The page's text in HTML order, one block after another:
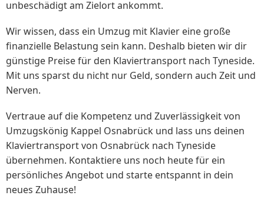
unbeschädigt am Zielort ankommt.
Wir wissen, dass ein Umzug mit Klavier eine große
finanzielle Belastung sein kann. Deshalb bieten wir dir
günstige Preise für den Klaviertransport nach Tyneside.
Mit uns sparst du nicht nur Geld, sondern auch Zeit und
Nerven.
Vertraue auf die Kompetenz und Zuverlässigkeit von
Umzugskönig Kappel Osnabrück und lass uns deinen
Klaviertransport von Osnabrück nach Tyneside
übernehmen. Kontaktiere uns noch heute für ein
persönliches Angebot und starte entspannt in dein
neues Zuhause!